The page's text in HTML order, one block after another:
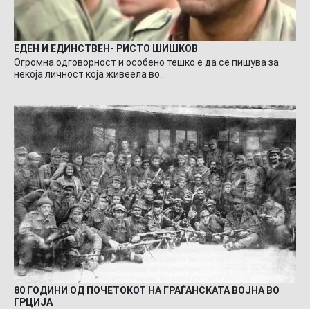
ЕДЕН И ЕДИНСТВЕН- РИСТО ШИШКОВ
Огромна одговорност и особено тешко е да се пишува за
некоја личност која живеела во…
80 ГОДИНИ ОД ПОЧЕТОКОТ НА ГРАЃАНСКАТА ВОЈНА ВО
ГРЦИЈА